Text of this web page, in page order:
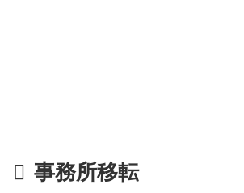
事務所移転